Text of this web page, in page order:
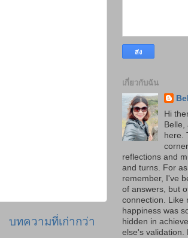
บทความที่เก่ากว่า
เกี่ยวกับฉัน
Hi
here.
reflections and
and turns. For
remember, I've
of answers, but
connection. Like
happiness was
hidden in
else's validation.